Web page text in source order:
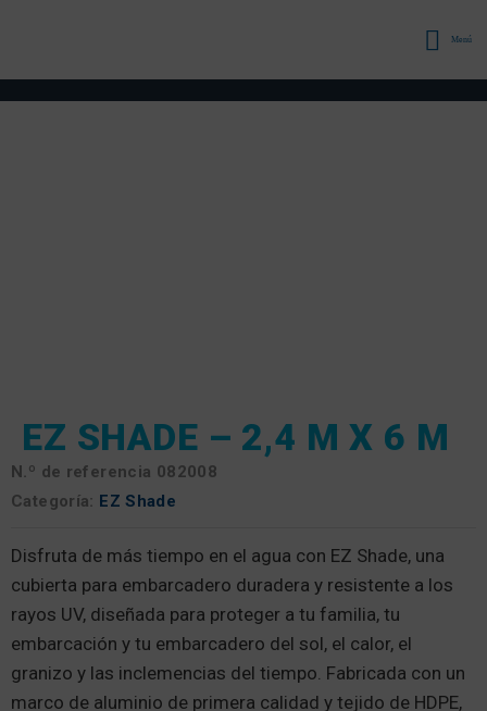
Menú
EZ SHADE – 2,4 M X 6 M
N.º de referencia 082008
Categoría: EZ Shade
Disfruta de más tiempo en el agua con EZ Shade, una
cubierta para embarcadero duradera y resistente a los
rayos UV, diseñada para proteger a tu familia, tu
embarcación y tu embarcadero del sol, el calor, el
granizo y las inclemencias del tiempo. Fabricada con un
marco de aluminio de primera calidad y tejido de HDPE,